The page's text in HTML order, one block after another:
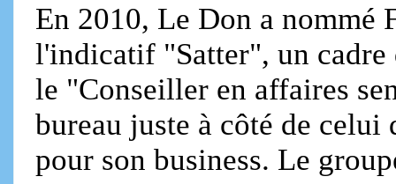
En 2010, Le Don a nommé
l'indicatif "Satter", un
le "Conseiller en affaires
bureau juste à côté de celui
pour son business. Le